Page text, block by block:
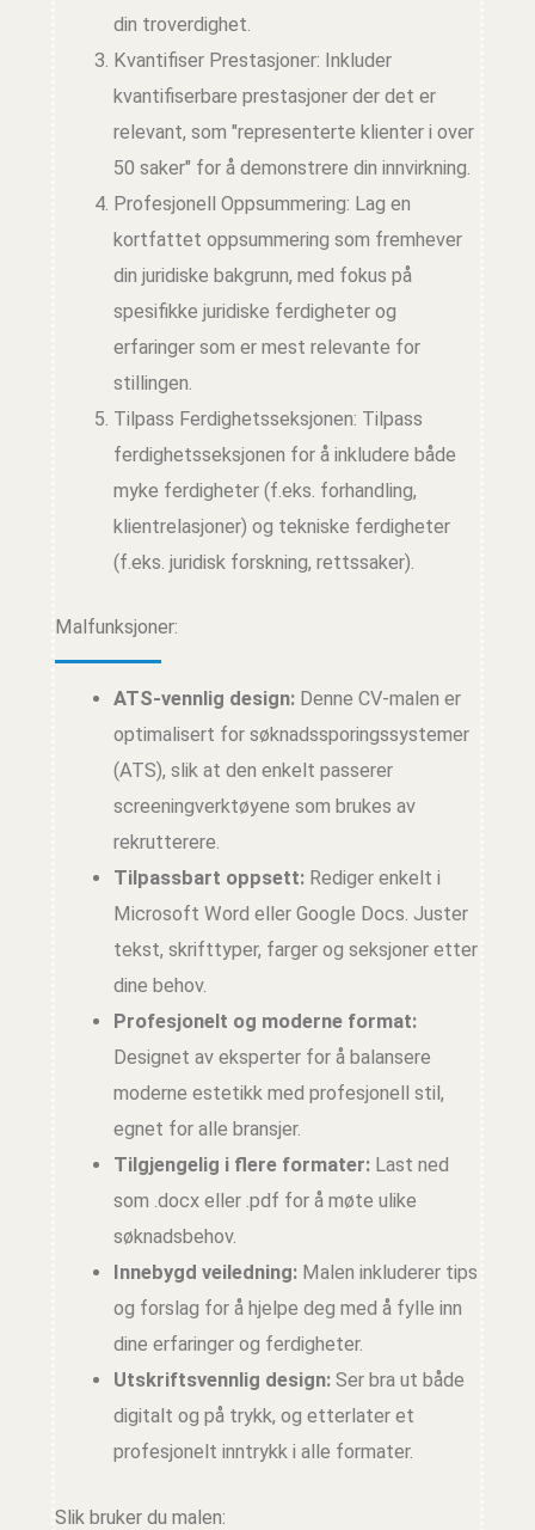
din troverdighet.
Kvantifiser Prestasjoner: Inkluder
kvantifiserbare prestasjoner der det er
relevant, som "representerte klienter i over
50 saker" for å demonstrere din innvirkning.
Profesjonell Oppsummering: Lag en
kortfattet oppsummering som fremhever
din juridiske bakgrunn, med fokus på
spesifikke juridiske ferdigheter og
erfaringer som er mest relevante for
stillingen.
Tilpass Ferdighetsseksjonen: Tilpass
ferdighetsseksjonen for å inkludere både
myke ferdigheter (f.eks. forhandling,
klientrelasjoner) og tekniske ferdigheter
(f.eks. juridisk forskning, rettssaker).
Malfunksjoner:
ATS-vennlig design:Denne CV-malen er
optimalisert for søknadssporingssystemer
(ATS), slik at den enkelt passerer
screeningverktøyene som brukes av
rekrutterere.
Tilpassbart oppsett:Rediger enkelt i
Microsoft Word eller Google Docs. Juster
tekst, skrifttyper, farger og seksjoner etter
dine behov.
Profesjonelt og moderne format:
Designet av eksperter for å balansere
moderne estetikk med profesjonell stil,
egnet for alle bransjer.
Tilgjengelig i flere formater:Last ned
som .docx eller .pdf for å møte ulike
søknadsbehov.
Innebygd veiledning:Malen inkluderer tips
og forslag for å hjelpe deg med å fylle inn
dine erfaringer og ferdigheter.
Utskriftsvennlig design:Ser bra ut både
digitalt og på trykk, og etterlater et
profesjonelt inntrykk i alle formater.
Slik bruker du malen: